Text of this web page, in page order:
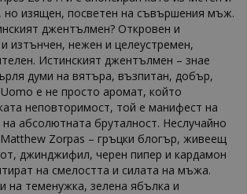
но изящен, посветен на съвършения мъж.
джентълмен? Откровен и
изтънчен, нежен и целеустремен,
Истинският джентълмен – знае
думи на вятъра, възпитан, добър,
е не просто аромат, който
неповторимост, той е манифест на
абсолютната бруталност. Неслучайно
Zorpas – гръцки блогър, живеещ
джинджифил, черен пипер и кардамон
на смелостта и силата на мъжа.
на теменужка, зелена ябълка и